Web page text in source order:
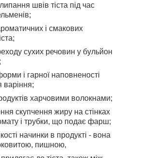
швів тіста під час
і смакових
сухих речовин у бульйон
і гарної наповненості
варіння;
харчовими волокнами;
скупчення жиру на стінках
і трубки, що подає фарш;
начинки в продукті - вона
пишною,